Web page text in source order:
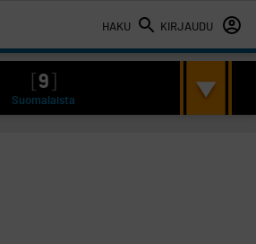
HAKU KIRJAUDU
9
Suomalaista